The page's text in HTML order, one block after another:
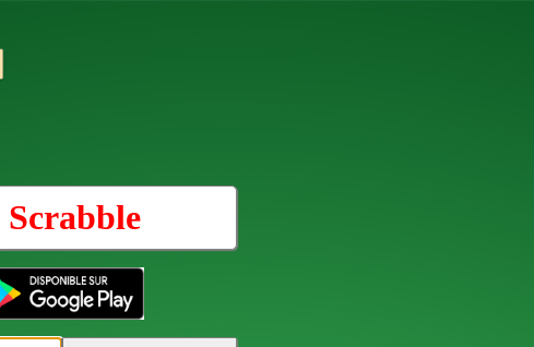
Scrabble